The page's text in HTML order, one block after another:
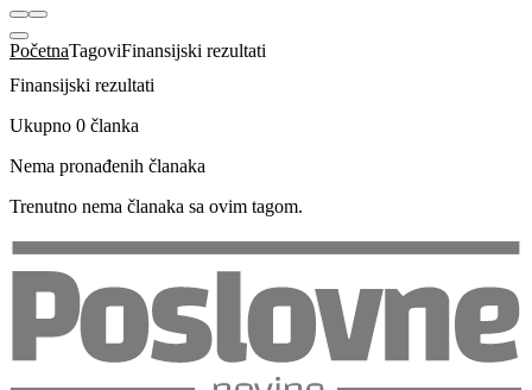
PočetnaTagoviFinansijski rezultati
Finansijski rezultati
Ukupno 0 članka
Nema pronađenih članaka
Trenutno nema članaka sa ovim tagom.